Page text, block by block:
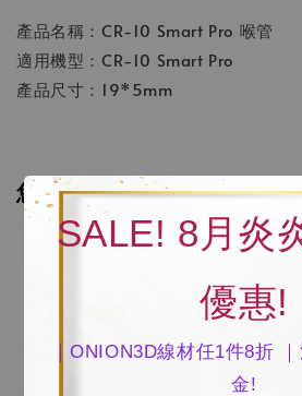
SALE! 8月炎
優惠!
｜ONION3D線材任1件8折
金!
產品名稱：CR-10 Smart Pro 喉管
適用機型：CR-10 Smart Pro
產品尺寸：19*5mm
您可能也喜歡